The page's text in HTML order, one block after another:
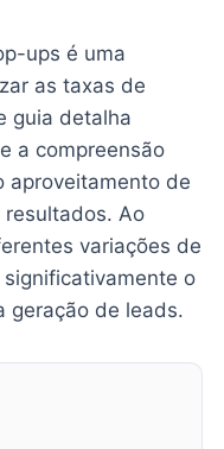
ups é uma
as taxas de
guia detalha
a compreensão
aproveitamento de
resultados. Ao
variações de
o
geração de leads.